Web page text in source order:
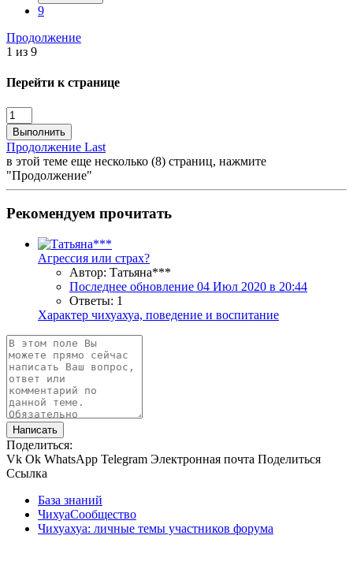
9
Продолжение
1 из 9
Перейти к странице
Выполнить
Продолжение Last
в этой теме еще несколько (8) страниц, нажмите
"Продолжение"
Рекомендуем прочитать
Агрессия или страх?
Автор: Татьяна***
Последнее обновление 04 Июл 2020 в 20:44
Ответы: 1
Характер чихуахуа, поведение и воспитание
Написать
Поделиться:
Vk Ok WhatsApp Telegram Электронная почта Поделиться
Ссылка
База знаний
ЧихуаСообщество
Чихуахуа: личные темы участников форума